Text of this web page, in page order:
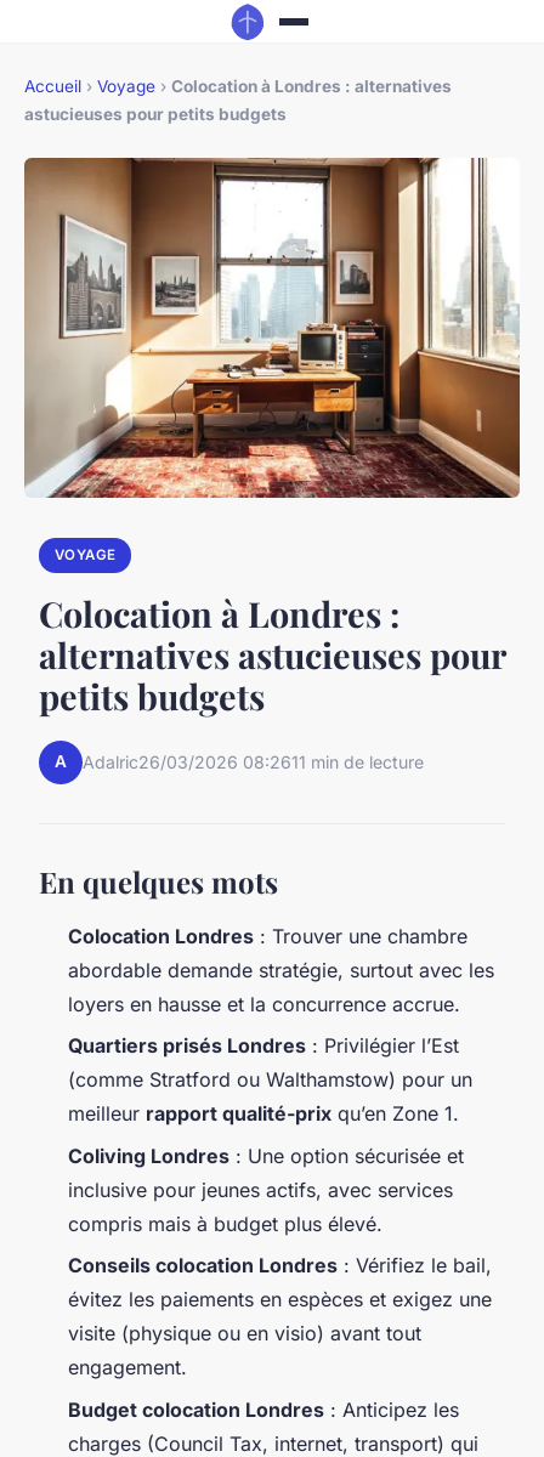
Accueil › Voyage › Colocation à Londres : alternatives
astucieuses pour petits budgets
VOYAGE
Colocation à Londres :
alternatives astucieuses pour
petits budgets
A Adalric26/03/2026 08:2611 min de lecture
En quelques mots
Colocation Londres : Trouver une chambre
abordable demande stratégie, surtout avec les
loyers en hausse et la concurrence accrue.
Quartiers prisés Londres : Privilégier l’Est
(comme Stratford ou Walthamstow) pour un
meilleur rapport qualité-prix qu’en Zone 1.
Coliving Londres : Une option sécurisée et
inclusive pour jeunes actifs, avec services
compris mais à budget plus élevé.
Conseils colocation Londres : Vérifiez le bail,
évitez les paiements en espèces et exigez une
visite (physique ou en visio) avant tout
engagement.
Budget colocation Londres : Anticipez les
charges (Council Tax, internet, transport) qui